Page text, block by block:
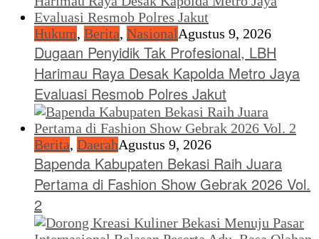
Hukum, Berita, NasionalAgustus 9, 2026
Dugaan Penyidik Tak Profesional, LBH
Harimau Raya Desak Kapolda Metro Jaya
Evaluasi Resmob Polres Jakut
Berita, DaerahAgustus 9, 2026
Bapenda Kabupaten Bekasi Raih Juara
Pertama di Fashion Show Gebrak 2026 Vol.
2